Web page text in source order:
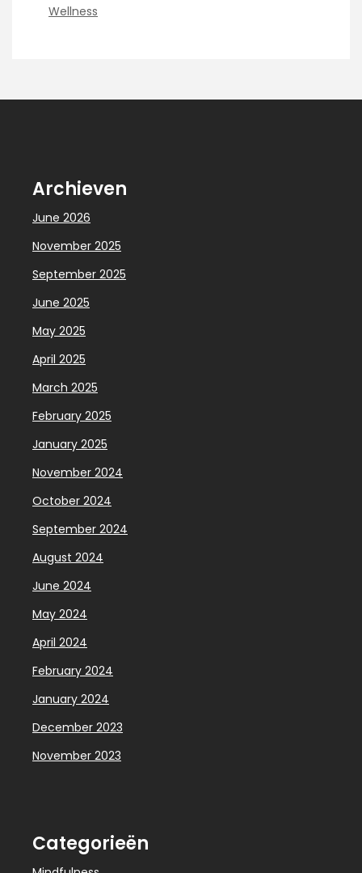
Wellness
Archieven
June 2026
November 2025
September 2025
June 2025
May 2025
April 2025
March 2025
February 2025
January 2025
November 2024
October 2024
September 2024
August 2024
June 2024
May 2024
April 2024
February 2024
January 2024
December 2023
November 2023
Categorieën